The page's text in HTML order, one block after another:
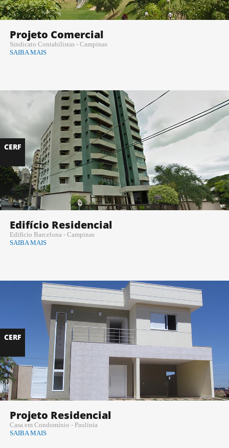
Projeto Comercial
Sindicato Contabilistas - Campinas
SAIBA MAIS
CERF
Edifício Residencial
Edifício Barcelona - Campinas
SAIBA MAIS
CERF
Projeto Residencial
Casa em Condomínio - Paulínia
SAIBA MAIS